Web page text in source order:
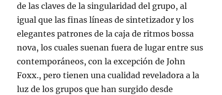
de las claves de la singularidad del grupo, al
igual que las finas líneas de sintetizador y los
elegantes patrones de la caja de ritmos bossa
nova, los cuales suenan fuera de lugar entre sus
contemporáneos, con la excepción de John
Foxx., pero tienen una cualidad reveladora a la
luz de los grupos que han surgido desde